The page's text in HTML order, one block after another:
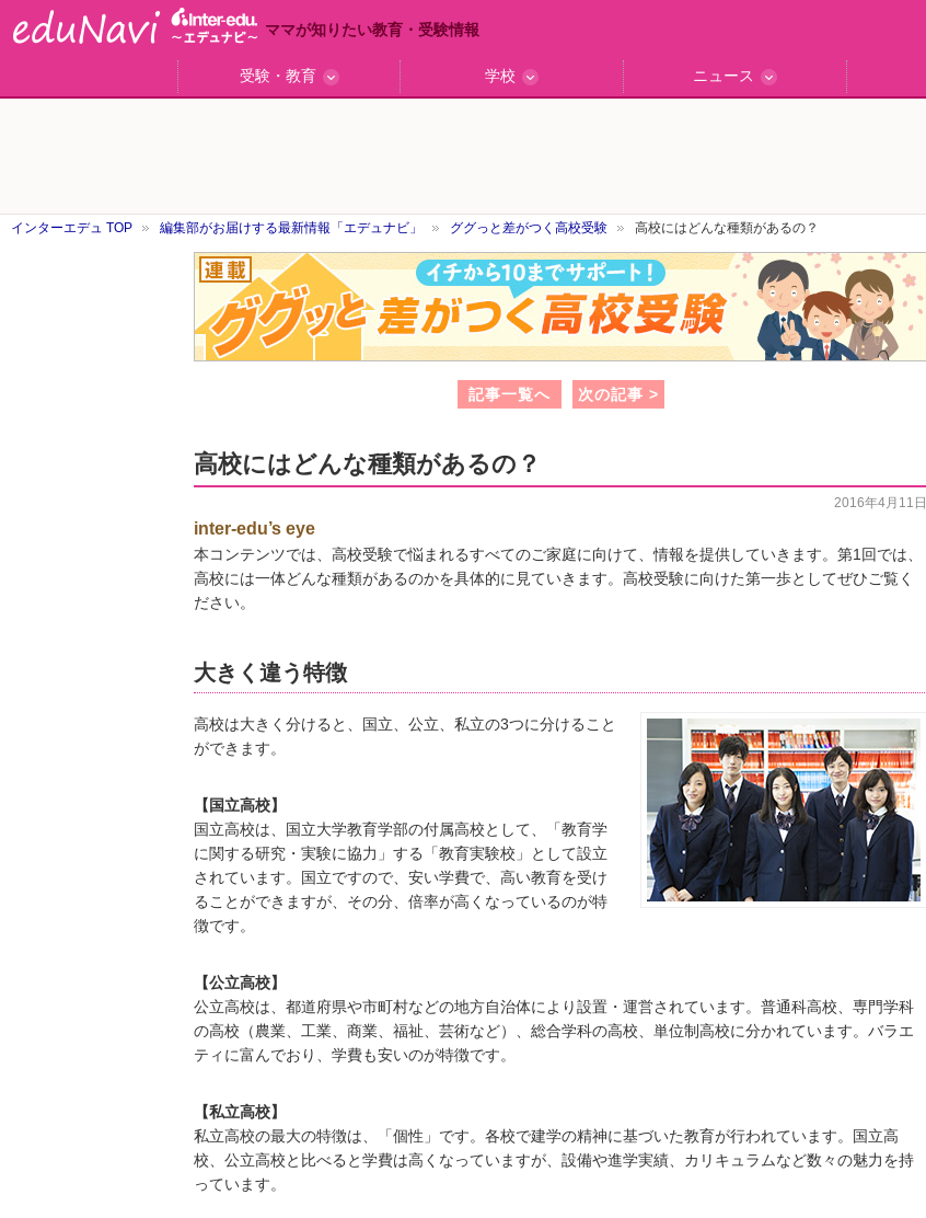
ママが知りたい教育・受験情報
受験・教育
学校
ニュース
インターエデュ TOP 編集部がお届けする最新情報「エデュナビ」 ググっと差がつく高校受験 高校にはどんな種類があるの？
グ
グ
ッ
と
差
校
受
記事一覧へ 次の記事 >
高校にはどんな種類があるの？
2016年4月11日
inter-edu’s eye
本コンテンツでは、高校受験で悩まれるすべてのご家庭に向けて、情報を提供していきます。第1回では、
高校には一体どんな種類があるのかを具体的に見ていきます。高校受験に向けた第一歩としてぜひご覧く
ださい。
大きく違う特徴
高校は大きく分けると、国立、公立、私立の3つに分けること
ができます。
【国立高校】
国立高校は、国立大学教育学部の付属高校として、「教育学
に関する研究・実験に協力」する「教育実験校」として設立
されています。国立ですので、安い学費で、高い教育を受け
ることができますが、その分、倍率が高くなっているのが特
徴です。
【公立高校】
公立高校は、都道府県や市町村などの地方自治体により設置・運営されています。普通科高校、専門学科
の高校（農業、工業、商業、福祉、芸術など）、総合学科の高校、単位制高校に分かれています。バラエ
ティに富んでおり、学費も安いのが特徴です。
【私立高校】
私立高校の最大の特徴は、「個性」です。各校で建学の精神に基づいた教育が行われています。国立高
校、公立高校と比べると学費は高くなっていますが、設備や進学実績、カリキュラムなど数々の魅力を持
っています。